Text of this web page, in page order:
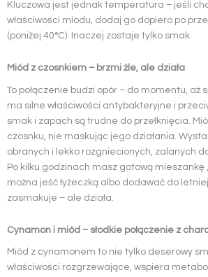
Kluczowa jest jednak temperatura – jeśli
właściwości miodu, dodaj go dopiero po
(poniżej 40°C). Inaczej zostaje tylko smak.
Miód z czosnkiem – brzmi źle, ale działa
To połączenie budzi opór – do momentu, aż
ma silne właściwości antybakteryjne i
smak i zapach są trudne do przełknięcia.
czosnku, nie maskując jego działania.
obranych i lekko rozgniecionych, zalanych
Po kilku godzinach masz gotową mieszankę
można jeść łyżeczką albo dodawać do
zasmakuje – ale działa.
Cynamon i miód – słodkie połączenie z
Miód z cynamonem to nie tylko deserowy
właściwości rozgrzewające, wspiera